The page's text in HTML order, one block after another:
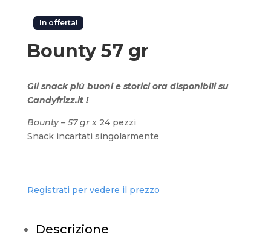
In offerta!
Bounty 57 gr
Gli snack più buoni e storici ora disponibili su
Candyfrizz.it !
Bounty – 57 gr x 24 pezzi
Snack incartati singolarmente
Registrati per vedere il prezzo
Descrizione